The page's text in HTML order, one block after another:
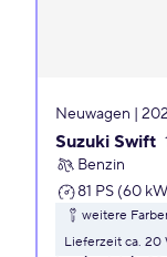
Neuwagen |
Suzuki Swift
Benzin
81 PS (60
weitere
Lieferzeit ca. 20